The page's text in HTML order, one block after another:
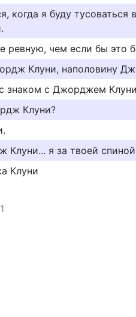
когда я буду тусоваться
ревную, чем если бы это
Клуни, наполовину
знаком с Джорджем
Клуни?
Клуни... я за твоей
Клуни